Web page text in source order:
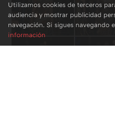
Utilizamos cookies de terceros
audiencia y mostrar publicidad
navegación. Si sigues navegando
información